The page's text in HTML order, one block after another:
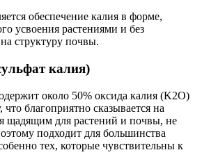
обеспечение калия в форме,
усвоения растениями и без
структуру почвы.
калия)
около 50% оксида калия (K2O)
благоприятно сказывается на
щадящим для растений и почвы, не
подходит для большинства
тех, которые чувствительны к